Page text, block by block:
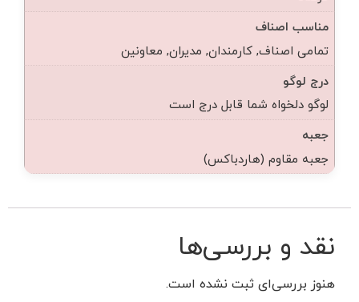
مناسب اصناف
تمامی اصناف, کارمندان, مدیران, معاونین
درج لوگو
لوگو دلخواه شما قابل درج است
جعبه
جعبه مقاوم (هاردباکس)
نقد و بررسی‌ها
هنوز بررسی‌ای ثبت نشده است.